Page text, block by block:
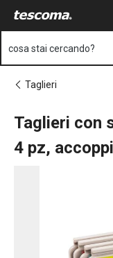
Vai
cosa stai cercando?
Taglieri
Taglieri con
4 pz,